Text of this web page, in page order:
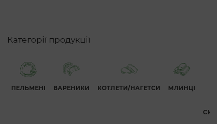
Категорії продукції
ПЕЛЬМЕНІ ВАРЕНИКИ КОТЛЕТИ/НАГЕТСИ МЛИНЦІ